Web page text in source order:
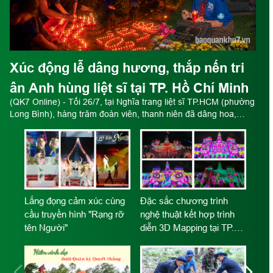
Xúc động lễ dâng hương, thắp nến tri
ân Anh hùng liệt sĩ tại TP. Hồ Chí Minh
(QK7 Online) - Tối 26/7, tại Nghĩa trang liệt sĩ TP.HCM (phường
Long Bình), hàng trăm đoàn viên, thanh niên đã dâng hoa,
niệm 79 năm Ngày Thương binh - Liệt sĩ.
“3 tiếng nổ” tôi luyện bản
lĩnh người lính trẻ
Chiến sĩ mới Trung đoàn
96 hoàn thành tốt "3 tiếng